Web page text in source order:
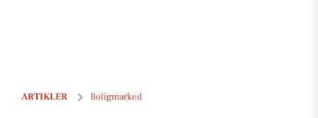
ARTIKLER Boligmarked
Eksklusiv bolig for 16.465.000 kr er netop kommet til salg i Præstø -